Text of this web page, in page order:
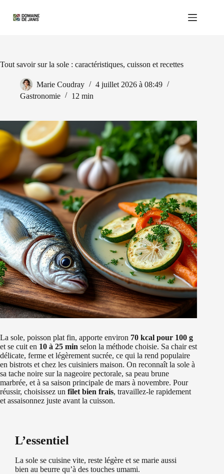
contenu
Tout savoir sur la sole : caractéristiques, cuisson et recettes
Marie Coudray
4 juillet 2026 à 08:49
Gastronomie
12 min
La sole, poisson plat fin, apporte environ 70 kcal pour 100 g
et se cuit en 10 à 25 min selon la méthode choisie. Sa chair est
délicate, ferme et légèrement sucrée, ce qui la rend populaire
en bistrots et chez les cuisiniers maison. On reconnaît la sole à
sa tache noire sur la nageoire pectorale, sa peau brune
marbrée, et à sa saison principale de mars à novembre. Pour
réussir, choisissez un filet bien frais, travaillez-le rapidement
et assaisonnez juste avant la cuisson.
L’essentiel
La sole se cuisine vite, reste légère et se marie aussi
bien au beurre qu’à des touches umami.